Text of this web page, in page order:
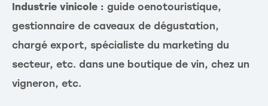
Industrie vinicole : guide oenotouristique,
gestionnaire de caveaux de dégustation,
chargé export, spécialiste du marketing du
secteur, etc. dans une boutique de vin, chez un
vigneron, etc.